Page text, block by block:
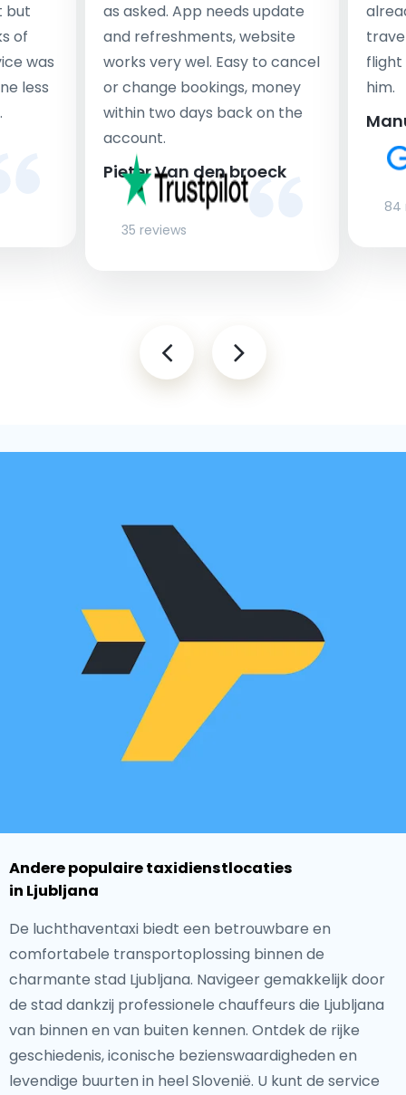
but
of
was
less
as asked. App needs update
and refreshments, website
works very wel. Easy to cancel
or change bookings, money
within two days back on the
account.
Pieter Van den broeck
35 reviews
flight
him.
84
Andere populaire taxidienstlocaties
in Ljubljana
De luchthaventaxi biedt een betrouwbare en
comfortabele transportoplossing binnen de
charmante stad Ljubljana. Navigeer gemakkelijk door
de stad dankzij professionele chauffeurs die Ljubljana
van binnen en van buiten kennen. Ontdek de rijke
geschiedenis, iconische bezienswaardigheden en
levendige buurten in heel Slovenië. U kunt de service